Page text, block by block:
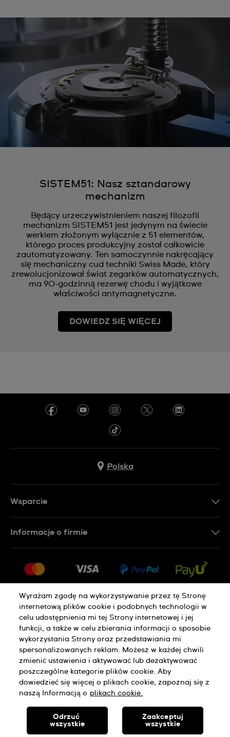
SISTEM51: Nasz sztandarowy
mechanizm
Będący urzeczywistnieniem naszej filozofii
mechanizm SISTEM51 jest jedynym na świecie
werkiem złożonym wyłącznie z 51 elementów,
którego proces produkcyjny został całkowicie
zautomatyzowany. Ten samoczynnie nakręcający
się mechaniczny cud techniki Swiss Made, który
zrewolucjonizował świat zegarków automatycznych,
ma 90-godzinną rezerwę chodu i wyjątkowe
właściwości antymagnetyczne.
DOWIEDZ SIĘ WIĘCEJ
Polska
Wsparcie
Zwroty i reklamacje
Warunki sprzedaży
Odstąp od umowy
Informacje o firmie
Praca
Polityka Prywatności Pliki Cookie
Regulamin Sklepu
SWISS MADE
© SWATCH AG 2026. WSZELKIE PRAWA ZASTRZEŻONE: SWISS
Wyrażam zgodę na wykorzystywanie przez tę Stronę
internetową plików cookie i podobnych technologii w
celu udostępnienia mi tej Strony internetowej i jej
funkcji, a także w celu zbierania informacji o sposobie
wykorzystania Strony oraz przedstawiania mi
spersonalizowanych reklam. Możesz w każdej chwili
zmienić ustawienia i aktywować lub dezaktywować
poszczególne kategorie plików cookie. Aby
dowiedzieć się więcej o plikach cookie, zapoznaj się z
naszą Informacją o plikach cookie.
Odrzuć
wszystkie
Zaakceptuj
wszystkie